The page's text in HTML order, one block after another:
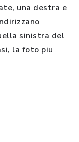
una destra e
sinistra del
la foto piu